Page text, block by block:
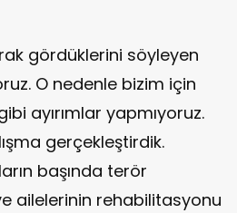
gördüklerini söyleyen
O nedenle bizim için
ayırımlar yapmıyoruz.
gerçekleştirdik.
başında terör
ailelerinin rehabilitasyonu